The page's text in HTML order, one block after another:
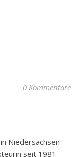
0 Kommentare
Niedersachsen
seit 1981